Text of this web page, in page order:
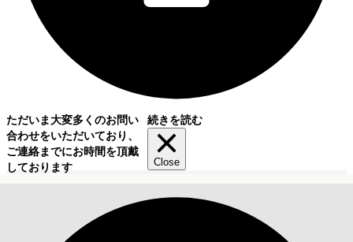
ただいま大変多くのお問い
合わせをいただいており、
ご連絡までにお時間を頂戴
しております
続きを読む
Close